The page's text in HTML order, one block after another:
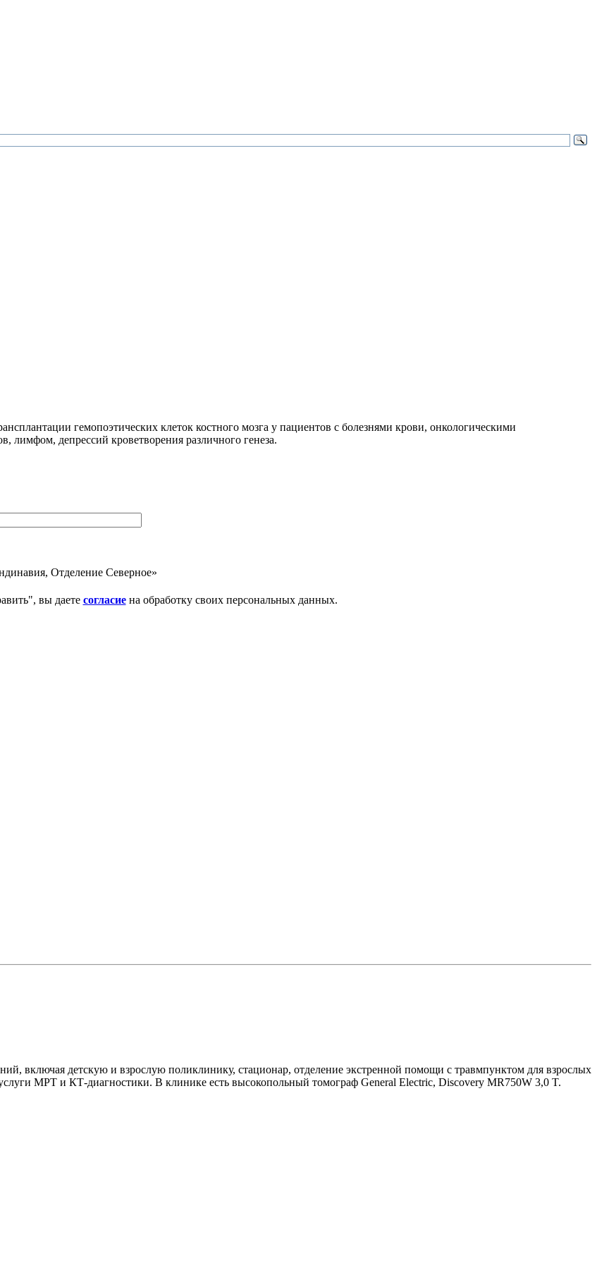
гемопоэтических клеток костного мозга у пациентов с болезнями крови, онкологическими
лимфом, депрессий кроветворения различного генеза.
Отделение Северное»
вы даете согласиена обработку своих персональных данных.
включая детскую и взрослую поликлинику, стационар, отделение экстренной помощи с травмпунктом для взрослых
МРТ и КТ-диагностики. В клинике есть высокопольный томограф General Electric, Discovery MR750W 3,0 T.